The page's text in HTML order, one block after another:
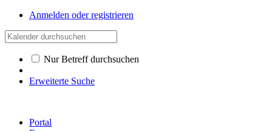
Anmelden oder registrieren
Nur Betreff durchsuchen
Erweiterte Suche
Portal